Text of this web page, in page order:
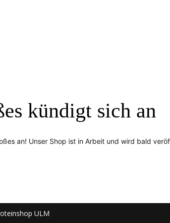
kündigt sich an
an! Unser Shop ist in Arbeit und wird bald
ULM